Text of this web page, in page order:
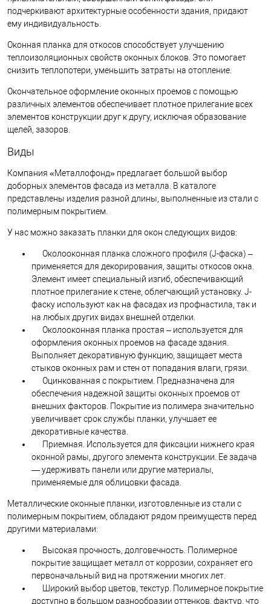
подчеркивают архитектурные особенности здания, придают
ему индивидуальность.
Оконная планка для откосов способствует улучшению
теплоизоляционных свойств оконных блоков. Это помогает
снизить теплопотери, уменьшить затраты на отопление.
Окончательное оформление оконных проемов с помощью
различных элементов обеспечивает плотное прилегание всех
элементов конструкции друг к другу, исключая образование
щелей, зазоров.
Виды
Компания «Металлофонд» предлагает большой выбор
доборных элементов фасада из металла. В каталоге
представлены изделия разной длины, выполненные из стали с
полимерным покрытием.
У нас можно заказать планки для окон следующих видов:
Околооконная планка сложного профиля (J-фаска) –
применяется для декорирования, защиты откосов окна.
Элемент имеет специальный изгиб, обеспечивающий
плотное прилегание к стене, облегчающий установку. J-
фаску используют как на фасадах из профнастила, так и
на любых других видах внешней отделки.
Околооконная планка простая – используется для
оформления оконных проемов на фасаде здания.
Выполняет декоративную функцию, защищает места
стыков оконных рам и стен от попадания влаги, грязи.
Оцинкованная с покрытием. Предназначена для
обеспечения надежной защиты оконных проемов от
внешних факторов. Покрытие из полимера значительно
увеличивает срок службы планки, улучшает ее
декоративные качества.
Приемная. Используется для фиксации нижнего края
оконной рамы, другого элемента конструкции. Ее задача
— удерживать панели или другие материалы,
применяемые для облицовки фасада.
Металлические оконные планки, изготовленные из стали с
полимерным покрытием, обладают рядом преимуществ перед
другими материалами:
Высокая прочность, долговечность. Полимерное
покрытие защищает металл от коррозии, сохраняет его
первоначальный вид на протяжении многих лет.
Широкий выбор цветов, текстур. Полимерное покрытие
доступно в большом разнообразии оттенков, фактур, что